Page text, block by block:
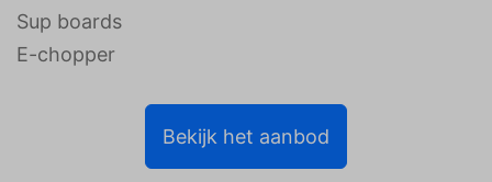
Sup boards
E-chopper
Bekijk het aanbod